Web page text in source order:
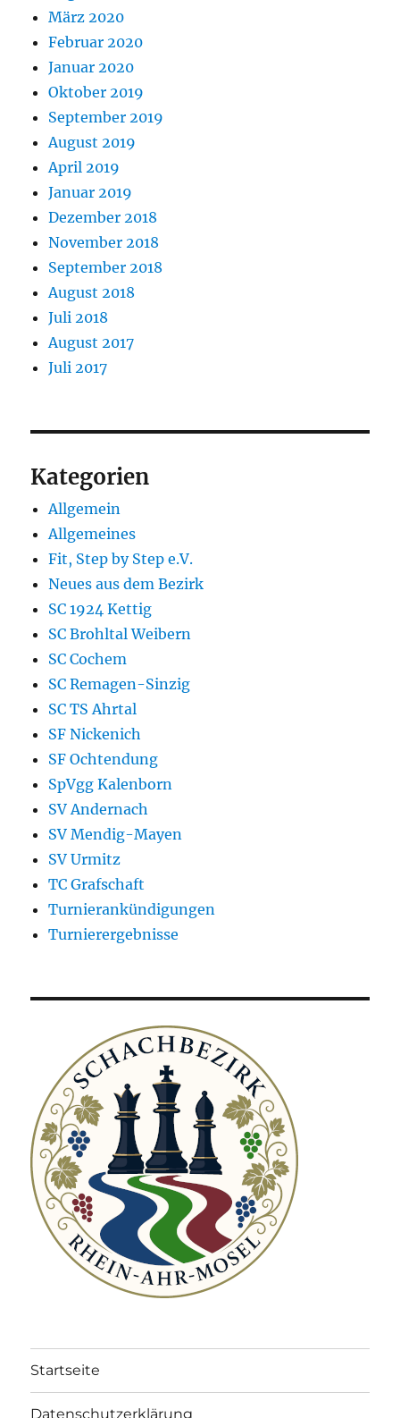
März 2020
Februar 2020
Januar 2020
Oktober 2019
September 2019
August 2019
April 2019
Januar 2019
Dezember 2018
November 2018
September 2018
August 2018
Juli 2018
August 2017
Juli 2017
Kategorien
Allgemein
Allgemeines
Fit, Step by Step e.V.
Neues aus dem Bezirk
SC 1924 Kettig
SC Brohltal Weibern
SC Cochem
SC Remagen-Sinzig
SC TS Ahrtal
SF Nickenich
SF Ochtendung
SpVgg Kalenborn
SV Andernach
SV Mendig-Mayen
SV Urmitz
TC Grafschaft
Turnierankündigungen
Turnierergebnisse
Startseite
Datenschutzerklärung